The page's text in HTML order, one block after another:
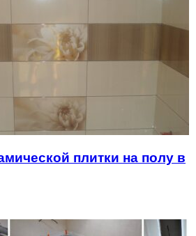
плитки на полу в